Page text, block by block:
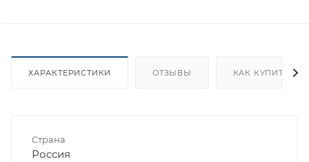
ХАРАКТЕРИСТИКИ ОТЗЫВЫ КАК КУПИТЬ
Страна
Россия